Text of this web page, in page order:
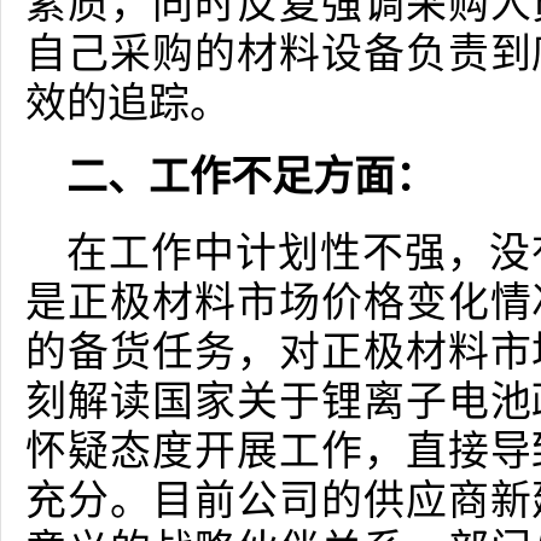
自己采购的材料设备负责
效的追踪。
二、工作不足方面：
在工作中计划性不强，
是正极材料市场价格变化
的备货任务，对正极材料
刻解读国家关于锂离子电
怀疑态度开展工作，直接
充分。目前公司的供应商